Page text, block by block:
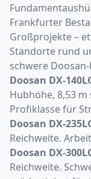
Frankfurter
Großprojekte –
Standorte rund
schwere
Doosan DX-
Hubhöhe, 8,53
Profiklasse für
Doosan DX-
Reichweite.
Doosan DX-
Reichweite.